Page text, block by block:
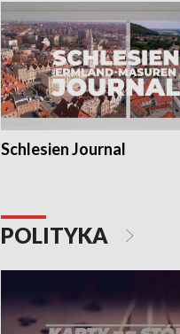
Schlesien Journal
POLITYKA